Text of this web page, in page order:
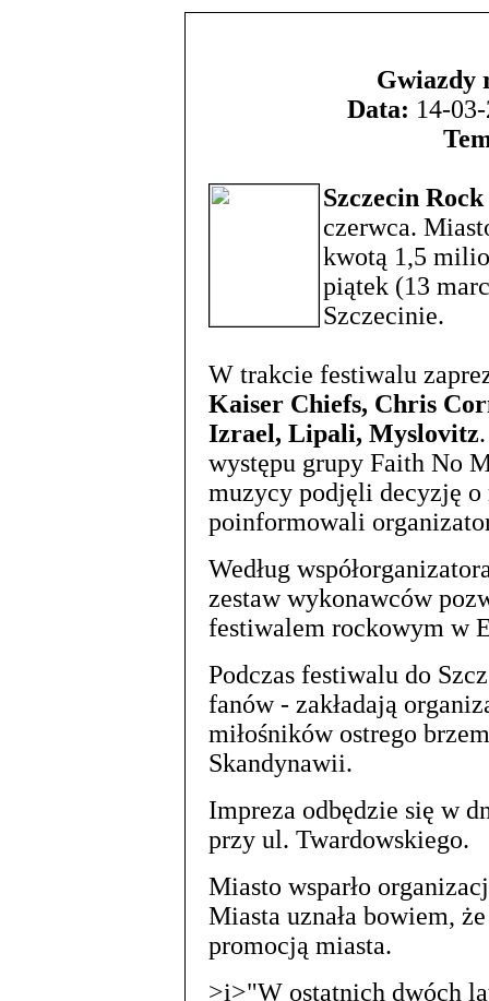
Gwiazdy
Data: 14-
Szczecin
czerwca.
kwotą 1,5
piątek (13
Szczecinie.
W trakcie festiwalu
Kaiser Chiefs, Chris
Izrael, Lipali, Myslovitz
występu grupy Faith No
muzycy podjęli decyzję o
poinformowali
Według
zestaw wykonawców
festiwalem rockowym w
Podczas festiwalu do
fanów - zakładają
miłośników ostrego
Skandynawii.
Impreza odbędzie się w
przy ul. Twardowskiego.
Miasto wsparło
Miasta uznała bowiem,
promocją miasta.
>i>"W ostatnich dwóch